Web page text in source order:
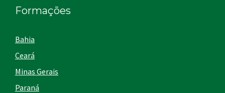
Formações
Bahia
Ceará
Minas Gerais
Paraná